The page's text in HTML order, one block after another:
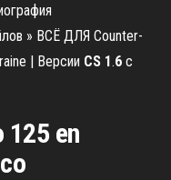
» ВСЁ ДЛЯ Counter-
| Версии CS 1.6 c
en